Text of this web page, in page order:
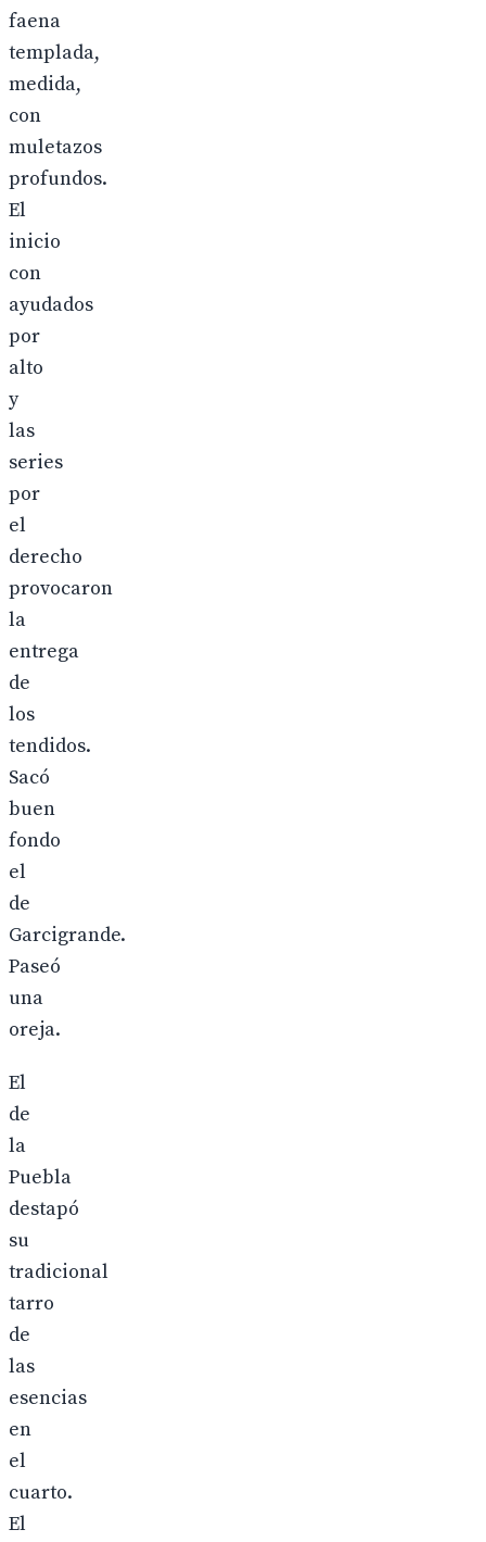
faena
templada,
medida,
con
muletazos
profundos.
El
inicio
con
ayudados
por
alto
y
las
series
por
el
derecho
provocaron
la
entrega
de
los
tendidos.
Sacó
buen
fondo
el
de
Garcigrande.
Paseó
una
oreja.
El
de
la
Puebla
destapó
su
tradicional
tarro
de
las
esencias
en
el
cuarto.
El